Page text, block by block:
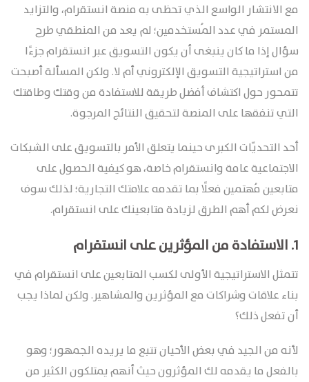
مع الانتشار الواسع الذي تحظى به منصة انستقرام، والتزايد
المستمر في عدد المُستخدمين؛ لم يعد من المنطقي طرح
سؤال إذا ما كان ينبغى أن يكون التسويق عبر انستقرام جزءًا
من استراتيجية التسويق الإلكتروني أم لا. ولكن المسألة أصبحت
تتمحور حول اكتشاف أفضل طريقة للاستفادة من وقتك وطاقتك
التي تنفقها على المنصة لتحقيق النتائج المرجوة.
أحد التحديّات الكبرى حينما يتعلق الأمر بالتسويق على الشبكات
الاجتماعية عامة وانستقرام خاصة، هو كيفية الحصول على
متابعين مُهتمين فعلًا بما تقدمه علامتك التجارية؛ لذلك سوف
نعرض لكم أهم الطرق لزيادة متابعينك على انستقرام.
1. الاستفادة من المؤثرين على انستقرام
تتمثل الاستراتيجية الأولى لكسب المتابعين على انستقرام في
بناء علاقات وشراكات مع المؤثرين والمشاهير. ولكن لماذا يجب
أن تفعل ذلك؟
لأنه من الجيد في بعض الأحيان تتبع ما يريده الجمهور؛ وهو
بالفعل ما يقدمه لك المؤثرون حيث أنهم يمتلكون الكثير من